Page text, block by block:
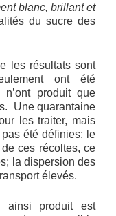
blanc, brillant et
du sucre des
les résultats sont
ont été
produit que
Une quarantaine
les traiter, mais
pas été définies; le
ces récoltes, ce
la dispersion des
élevés.
ainsi produit est